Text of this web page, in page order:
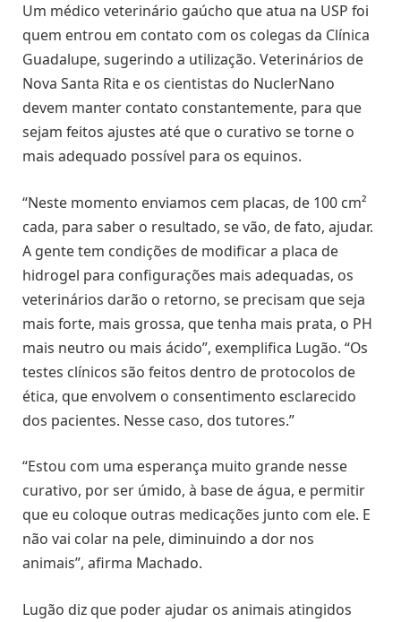
Um médico veterinário gaúcho que atua na USP foi
quem entrou em contato com os colegas da Clínica
Guadalupe, sugerindo a utilização. Veterinários de
Nova Santa Rita e os cientistas do NuclerNano
devem manter contato constantemente, para que
sejam feitos ajustes até que o curativo se torne o
mais adequado possível para os equinos.
“Neste momento enviamos cem placas, de 100 cm²
cada, para saber o resultado, se vão, de fato, ajudar.
A gente tem condições de modificar a placa de
hidrogel para configurações mais adequadas, os
veterinários darão o retorno, se precisam que seja
mais forte, mais grossa, que tenha mais prata, o PH
mais neutro ou mais ácido”, exemplifica Lugão. “Os
testes clínicos são feitos dentro de protocolos de
ética, que envolvem o consentimento esclarecido
dos pacientes. Nesse caso, dos tutores.”
“Estou com uma esperança muito grande nesse
curativo, por ser úmido, à base de água, e permitir
que eu coloque outras medicações junto com ele. E
não vai colar na pele, diminuindo a dor nos
animais”, afirma Machado.
Lugão diz que poder ajudar os animais atingidos